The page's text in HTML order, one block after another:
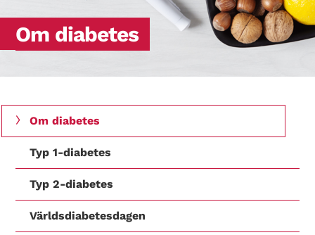
Om diabetes
Om diabetes
Typ 1-diabetes
Typ 2-diabetes
Världsdiabetesdagen